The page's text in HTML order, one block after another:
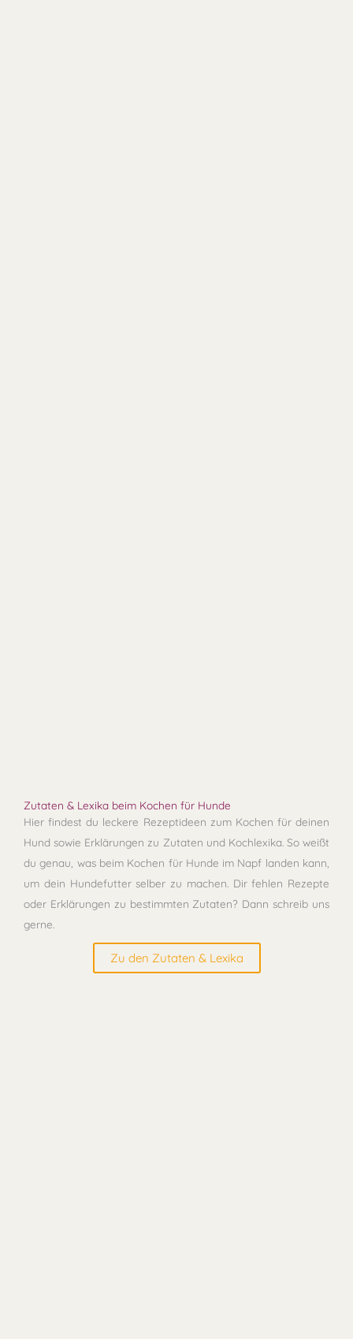
Zutaten & Lexika beim Kochen für Hunde
Hier findest du leckere Rezeptideen zum Kochen für deinen
Hund sowie Erklärungen zu Zutaten und Kochlexika. So weißt
du genau, was beim Kochen für Hunde im Napf landen kann,
um dein Hundefutter selber zu machen. Dir fehlen Rezepte
oder Erklärungen zu bestimmten Zutaten? Dann schreib uns
gerne.
Zu den Zutaten & Lexika